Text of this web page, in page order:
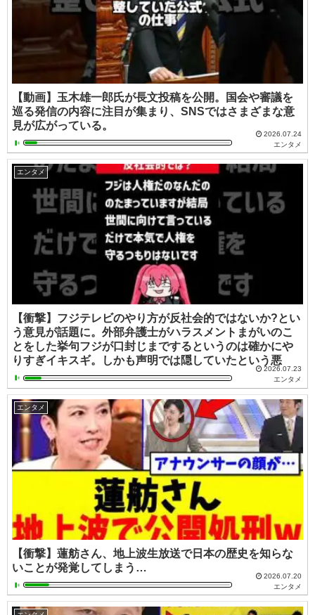
【動画】玉木雄一郎氏が長文投稿を公開。国会や審議を
巡る発信の内容に注目が集まり、SNSではさまざまな意
見が広がっている。
2026.07.24
エンタメ
エンタメ
【衝撃】フジテレビのやり方が反社会的ではないか?とい
う意見が話題に。外部弁護士がハラスメントまがいのこ
とをした挙句フジが口封じまでするというのは確かにや
りすぎイキスギ。しかも声明では隠していたという悪
2026.07.23
エンタメ
エンタメ
【衝撃】蓮舫さん、地上波生放送で日本の歴史を知らな
いことが発覚してしまう…
2026.07.20
エンタメ